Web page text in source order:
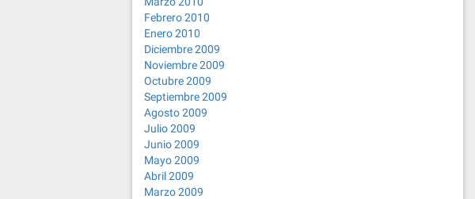
Febrero 2010
Enero 2010
Diciembre 2009
Noviembre 2009
Octubre 2009
Septiembre 2009
Agosto 2009
Julio 2009
Junio 2009
Mayo 2009
Abril 2009
Marzo 2009